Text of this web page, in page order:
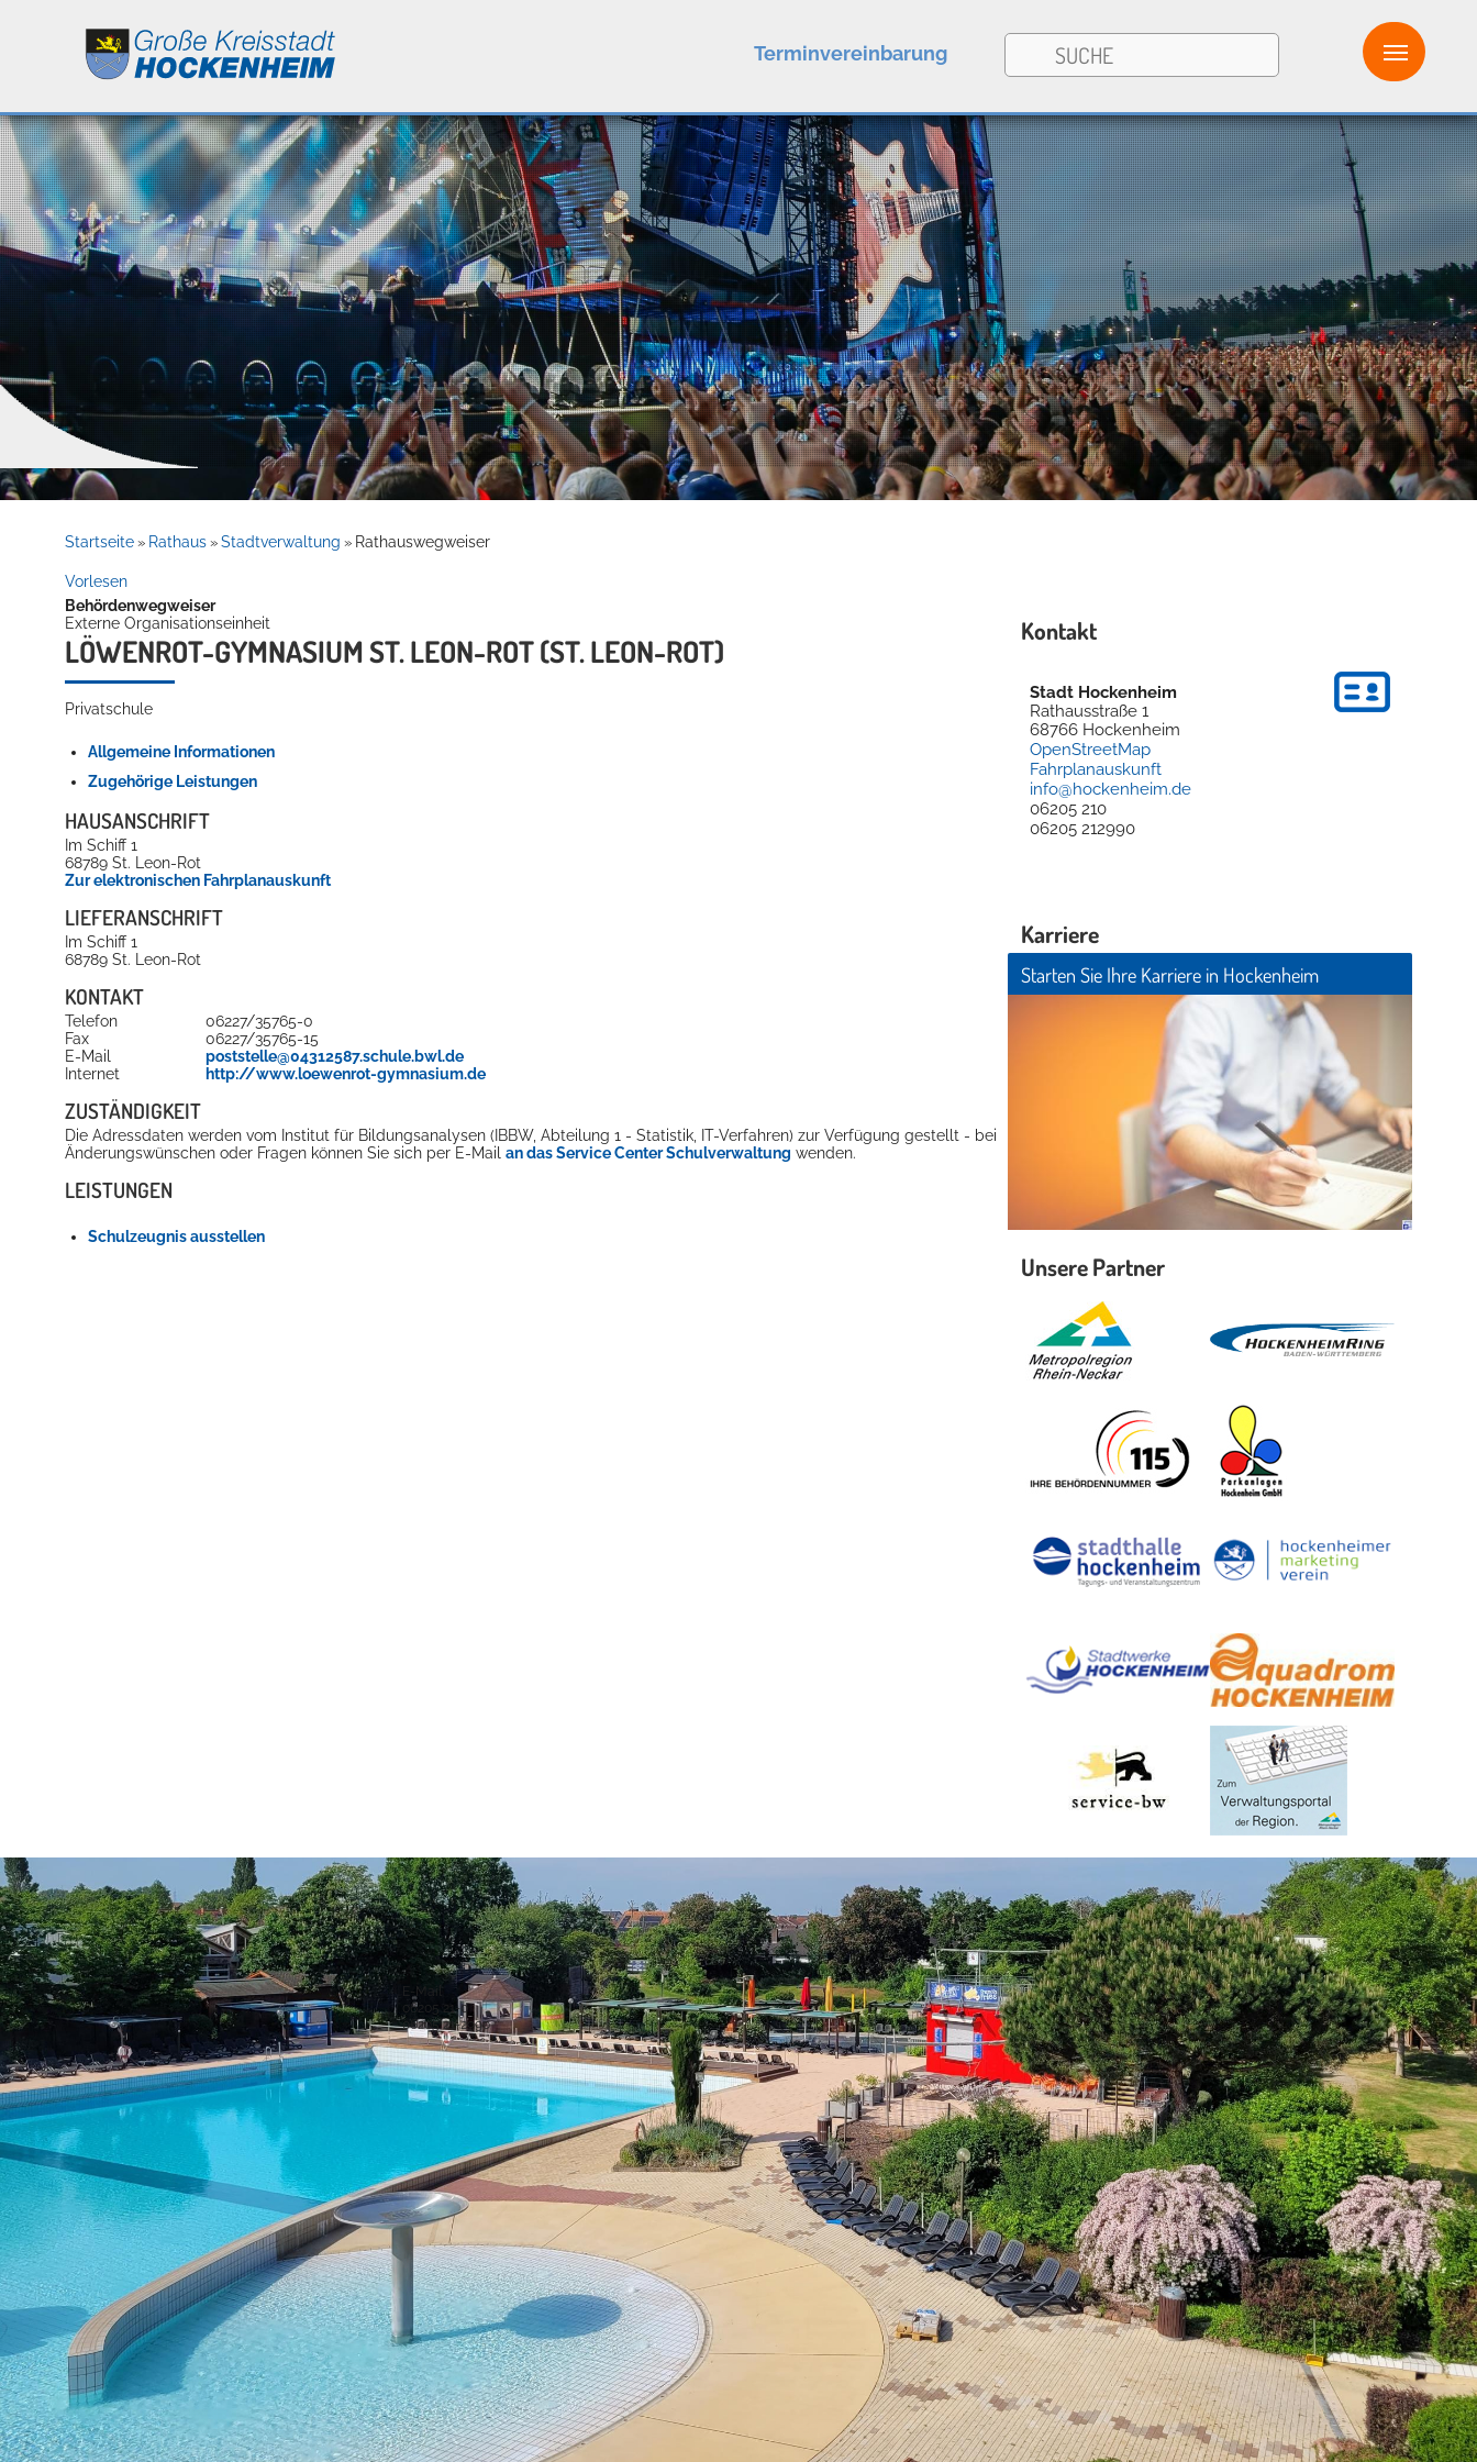
Leben
Kultur
Service
Terminvereinbarung
Willkommen in Hockenheim
Startseite » Rathaus » Stadtverwaltung » Rathauswegweiser
Vorlesen
Behördenwegweiser
Externe Organisationseinheit
LÖWENROT-GYMNASIUM ST. LEON-ROT (ST. LEON-ROT)
Privatschule
Allgemeine Informationen
Zugehörige Leistungen
HAUSANSCHRIFT
Im Schiff 1
68789 St. Leon-Rot
Zur elektronischen Fahrplanauskunft
LIEFERANSCHRIFT
Im Schiff 1
68789 St. Leon-Rot
KONTAKT
Telefon
06227/35765-0
Fax
06227/35765-15
E-Mail
poststelle@04312587.schule.bwl.de
Internet
http://www.loewenrot-gymnasium.de
ZUSTÄNDIGKEIT
Die Adressdaten werden vom Institut für Bildungsanalysen (IBBW, Abteilung 1 - Statistik, IT-Verfahren) zur Verfügung gestellt - bei
Änderungswünschen oder Fragen können Sie sich per E-Mail an das Service Center Schulverwaltung wenden.
LEISTUNGEN
Schulzeugnis ausstellen
Kontakt
Stadt Hockenheim
Rathausstraße 1
68766 Hockenheim
OpenStreetMap
Fahrplanauskunft
info@hockenheim.de
06205 210
06205 212990
Karriere
Starten Sie Ihre Karriere in Hockenheim
Unsere Partner
Anschrift und Bankverbindung
Stadt Hockenheim
Rathausstraße 1
68766 Hockenheim
Postanschrift
Postfach 15 48
68758 Hockenheim
Bankverbindung
IBAN: DE52 6725 0020 0006 2012 53
BIC: SOLADES1HDB
Sparkasse Heidelberg
IBAN: DE61 5479 0000 0001 0061 50
BIC: GENODE61SPE
Volksbank Kur- und Rheinpfalz eG
Kontakt
Alle Ansprechpartner
E-Mail
06205 21-0
06205 21-2990
Sichere Kommunikation
Service-Portal BW
Was ist das Service-Portal Baden-Württemberg?
virtuelle Poststelle
Was ist die virtuelle Poststelle?
Öffnungszeiten
Mo - Fr:
Mi:
Sa - So:
08 - 12 Uhr
14 - 18 Uhr
geschlossen
Öffnungszeiten Bürgerbüro
Mo - Fr:
Mo, Di, Do:
Mi:
08 - 12 Uhr
14 - 15.30 Uhr
14 - 18 Uhr (Nur mit Termin)
Dienste
Stadtplan
Newsletter
Mängelmelder
Erklärung zur Barrierefreiheit
Social-Media
Copyright © 2016 - 2018 Stadt Hockenheim Impressum Datenschutz Cookiespowered byKomm.ONE